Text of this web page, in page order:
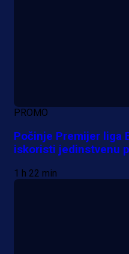
PROMO
Počinje Premijer liga
iskoristi jedinstvenu
1 h 22 min